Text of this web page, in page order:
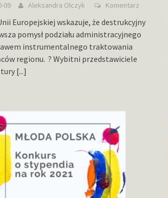
09 Aleksandra Olczyk Komentarz
Europejskiej wskazuje, że destrukcyjny
pomysł podziału administracyjnego
instrumentalnego traktowania
regionu. ? Wybitni przedstawiciele
[...]